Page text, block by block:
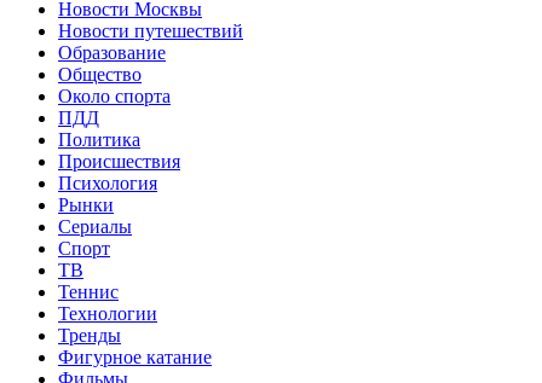
Новости Москвы
Новости путешествий
Образование
Общество
Около спорта
ПДД
Политика
Происшествия
Психология
Рынки
Сериалы
Спорт
ТВ
Теннис
Технологии
Тренды
Фигурное катание